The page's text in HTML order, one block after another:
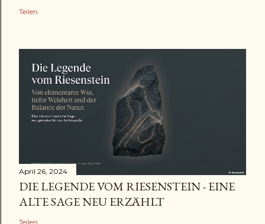
Teilen
April 26, 2024
DIE LEGENDE VOM RIESENSTEIN - EINE
ALTE SAGE NEU ERZÄHLT
Teilen